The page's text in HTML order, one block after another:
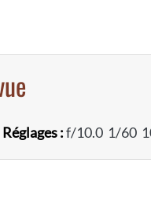
Réglages :f/10.0 1/60